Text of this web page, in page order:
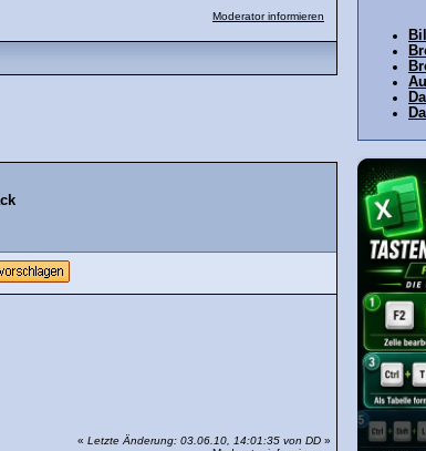
Moderator informieren
« Letzte Änderung: 03.06.10, 14:01:35 von DD »